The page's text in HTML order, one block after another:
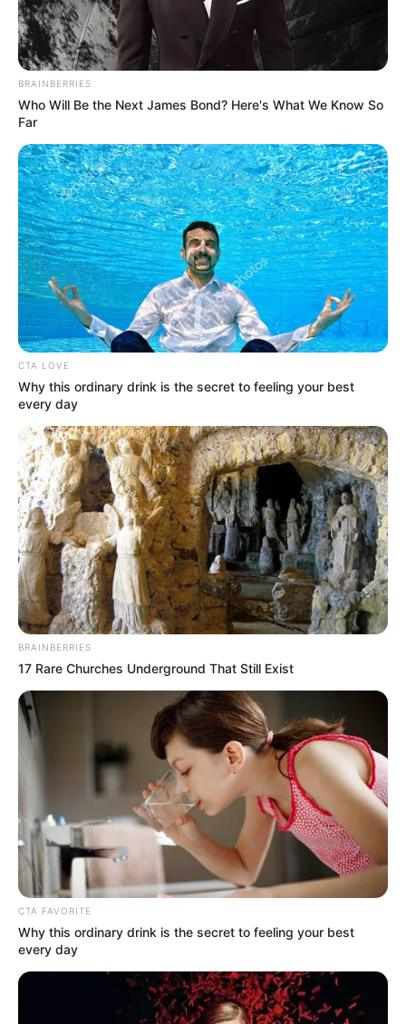
BRAINBERRIES
Who Will Be the Next James Bond? Here's What We Know So
Far
CTA LOVE
Why this ordinary drink is the secret to feeling your best
every day
BRAINBERRIES
17 Rare Churches Underground That Still Exist
CTA FAVORITE
Why this ordinary drink is the secret to feeling your best
every day